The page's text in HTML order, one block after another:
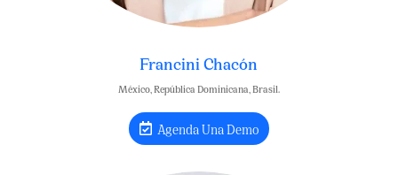
Francini Chacón
México, República Dominicana, Brasil.
Agenda Una Demo